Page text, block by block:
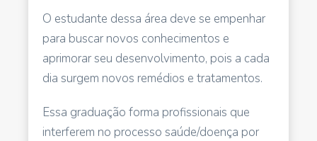
O estudante dessa área deve se empenhar
para buscar novos conhecimentos e
aprimorar seu desenvolvimento, pois a cada
dia surgem novos remédios e tratamentos.
Essa graduação forma profissionais que
interferem no processo saúde/doença por